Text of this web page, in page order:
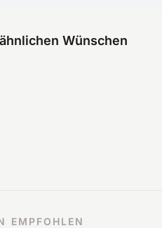
Wünschen
EMPFOHLEN